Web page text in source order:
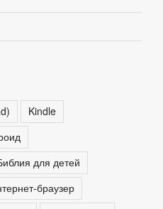
Kindle
для детей
браузер